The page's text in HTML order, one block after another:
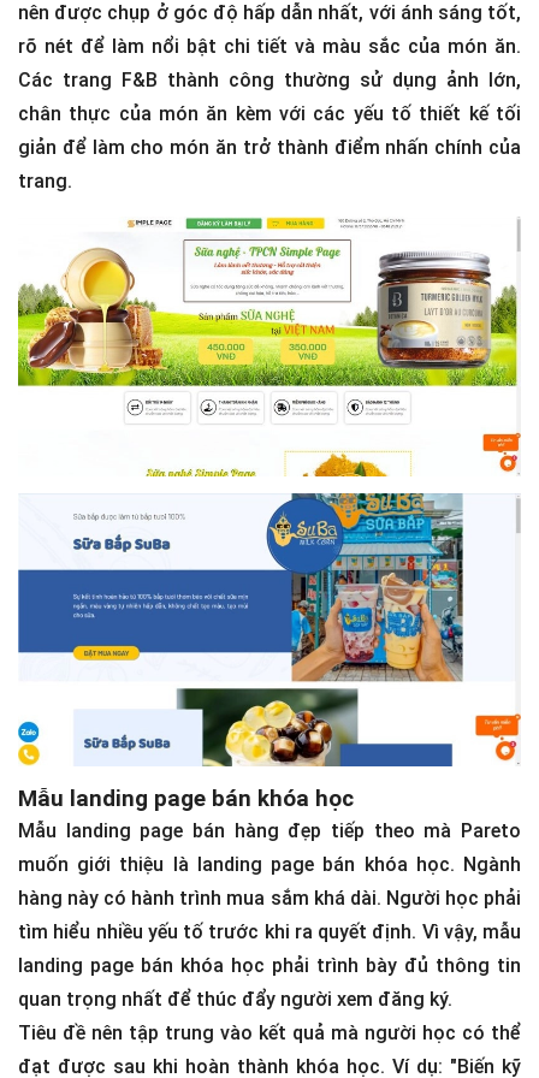
nên được chụp ở góc độ hấp dẫn nhất, với ánh sáng tốt,
rõ nét để làm nổi bật chi tiết và màu sắc của món ăn.
Các trang F&B thành công thường sử dụng ảnh lớn,
chân thực của món ăn kèm với các yếu tố thiết kế tối
giản để làm cho món ăn trở thành điểm nhấn chính của
trang.
Mẫu landing page bán khóa học
Mẫu landing page bán hàng đẹp tiếp theo mà Pareto
muốn giới thiệu là landing page bán khóa học. Ngành
hàng này có hành trình mua sắm khá dài. Người học phải
tìm hiểu nhiều yếu tố trước khi ra quyết định. Vì vậy, mẫu
landing page bán khóa học phải trình bày đủ thông tin
quan trọng nhất để thúc đẩy người xem đăng ký.
Tiêu đề nên tập trung vào kết quả mà người học có thể
đạt được sau khi hoàn thành khóa học. Ví dụ: "Biến kỹ